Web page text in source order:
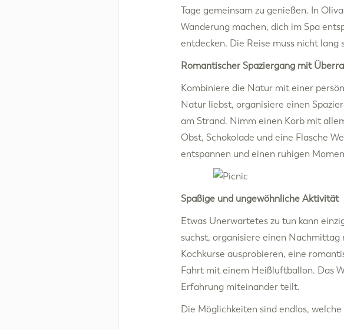
Tage gemeinsam zu genießen. In
Wanderung machen, dich im Spa
entdecken. Die Reise muss nicht lang
Romantischer Spaziergang mit
Kombiniere die Natur mit einer
Natur liebst, organisiere einen
am Strand. Nimm einen Korb mit
Obst, Schokolade und eine Flasche
entspannen und einen ruhigen
Spaßige und ungewöhnliche Aktivität
Etwas Unerwartetes zu tun kann
suchst, organisiere einen
Kochkurse ausprobieren, eine
Fahrt mit einem Heißluftballon. Das
Erfahrung miteinander teilt.
Die Möglichkeiten sind endlos,